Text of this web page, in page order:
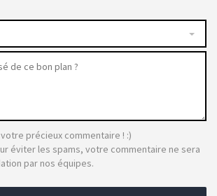
précieux commentaire ! :)
éviter les spams, votre commentaire ne sera
par nos équipes.